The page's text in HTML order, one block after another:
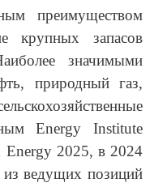
преимуществом
крупных запасов
значимыми
природный газ,
Energy Institute
Energy 2025, в 2024
из ведущих позиций